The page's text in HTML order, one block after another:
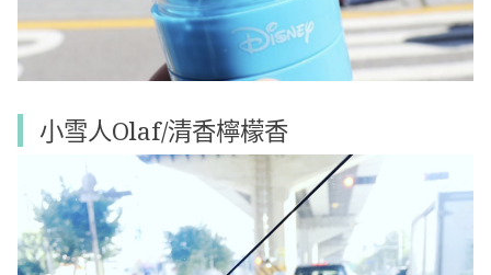
小雪人Olaf/清香檸檬香